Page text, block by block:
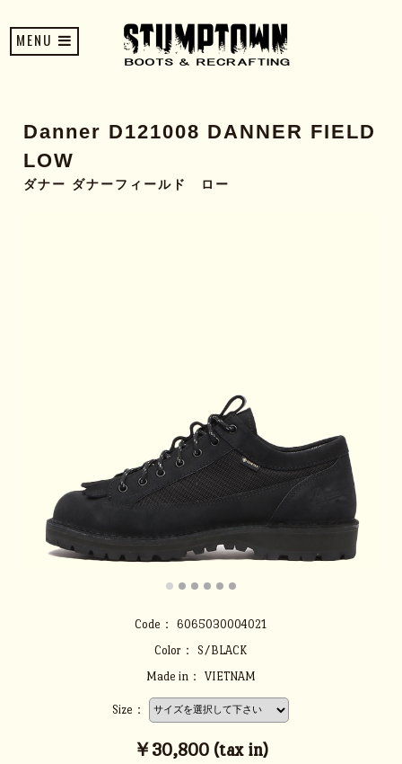
MENU
Danner D121008 DANNER FIELD
LOW
ダナー ダナーフィールド ロー
Code：
6065030004021
Color：
S/BLACK
Made in：
VIETNAM
Size：
￥30,800 (tax in)